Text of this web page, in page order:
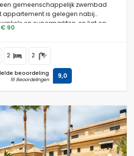
gemeenschappelijk zwembad
appartement is gelegen nabij
en supermarkten, en ligt op
of La Fossa strand.
€ 90
2 2
beoordeling
16 Beoordelingen 9,0